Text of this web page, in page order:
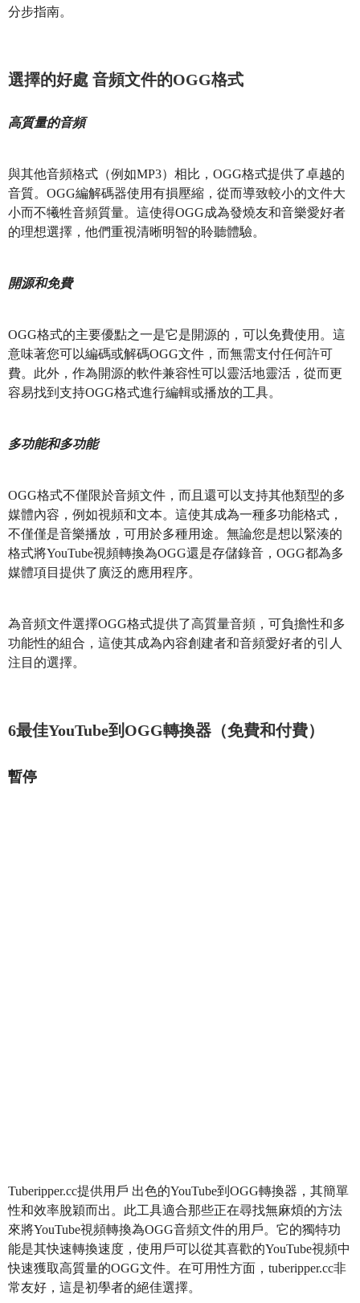
分步指南。
選擇的好處 音頻文件的OGG格式
高質量的音頻
與其他音頻格式（例如MP3）相比，OGG格式提供了卓越的
音質。OGG編解碼器使用有損壓縮，從而導致較小的文件大
小而不犧牲音頻質量。這使得OGG成為發燒友和音樂愛好者
的理想選擇，他們重視清晰明智的聆聽體驗。
開源和免費
OGG格式的主要優點之一是它是開源的，可以免費使用。這
意味著您可以編碼或解碼OGG文件，而無需支付任何許可
費。此外，作為開源的軟件兼容性可以靈活地靈活，從而更
容易找到支持OGG格式進行編輯或播放的工具。
多功能和多功能
OGG格式不僅限於音頻文件，而且還可以支持其他類型的多
媒體內容，例如視頻和文本。這使其成為一種多功能格式，
不僅僅是音樂播放，可用於多種用途。無論您是想以緊湊的
格式將YouTube視頻轉換為OGG還是存儲錄音，OGG都為多
媒體項目提供了廣泛的應用程序。
為音頻文件選擇OGG格式提供了高質量音頻，可負擔性和多
功能性的組合，這使其成為內容創建者和音頻愛好者的引人
注目的選擇。
6最佳YouTube到OGG轉換器（免費和付費）
暫停
Tuberipper.cc提供用戶 出色的YouTube到OGG轉換器，其簡單
性和效率脫穎而出。此工具適合那些正在尋找無麻煩的方法
來將YouTube視頻轉換為OGG音頻文件的用戶。它的獨特功
能是其快速轉換速度，使用戶可以從其喜歡的YouTube視頻中
快速獲取高質量的OGG文件。在可用性方面，tuberipper.cc非
常友好，這是初學者的絕佳選擇。